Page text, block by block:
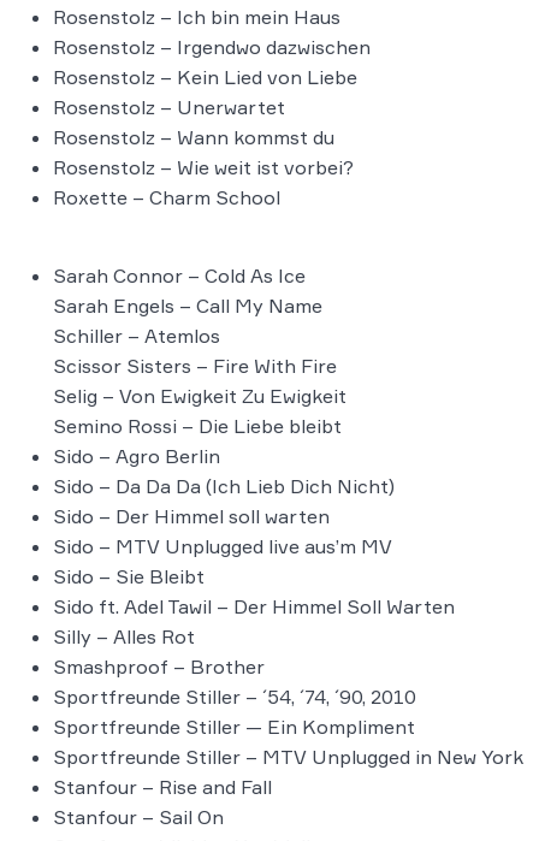
Rosenstolz – Ich bin mein Haus
Rosenstolz – Irgendwo dazwischen
Rosenstolz – Kein Lied von Liebe
Rosenstolz – Unerwartet
Rosenstolz – Wann kommst du
Rosenstolz – Wie weit ist vorbei?
Roxette – Charm School
Sarah Connor – Cold As Ice
Sarah Engels – Call My Name
Schiller – Atemlos
Scissor Sisters – Fire With Fire
Selig – Von Ewigkeit Zu Ewigkeit
Semino Rossi – Die Liebe bleibt
Sido – Agro Berlin
Sido – Da Da Da (Ich Lieb Dich Nicht)
Sido – Der Himmel soll warten
Sido – MTV Unplugged live aus’m MV
Sido – Sie Bleibt
Sido ft. Adel Tawil – Der Himmel Soll Warten
Silly – Alles Rot
Smashproof – Brother
Sportfreunde Stiller – ´54, ´74, ´90, 2010
Sportfreunde Stiller — Ein Kompliment
Sportfreunde Stiller – MTV Unplugged in New York
Stanfour – Rise and Fall
Stanfour – Sail On